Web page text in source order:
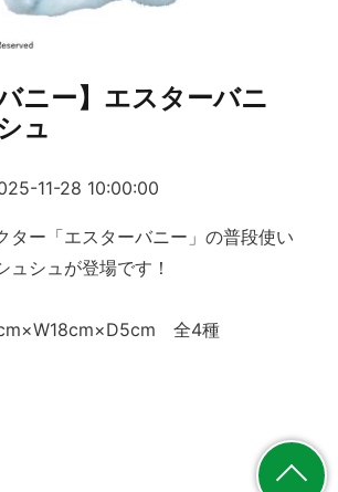
ニー】エスターバニ
ュ
11-28 10:00:00
ター「エスターバニー」の普段使い
ュシュが登場です！
全4種